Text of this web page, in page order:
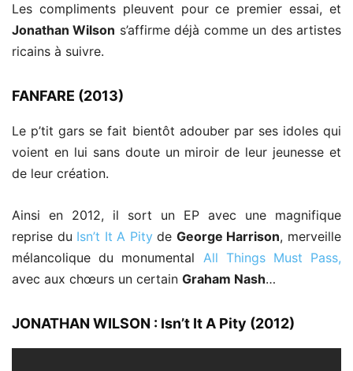
Les compliments pleuvent pour ce premier essai, et
Jonathan Wilson s’affirme déjà comme un des artistes
ricains à suivre.
FANFARE (2013)
Le p’tit gars se fait bientôt adouber par ses idoles qui
voient en lui sans doute un miroir de leur jeunesse et
de leur création.
Ainsi en 2012, il sort un EP avec une magnifique
reprise du Isn’t It A Pityde George Harrison, merveille
mélancolique du monumental All Things Must Pass,
avec aux chœurs un certain Graham Nash…
JONATHAN WILSON : Isn’t It A Pity (2012)